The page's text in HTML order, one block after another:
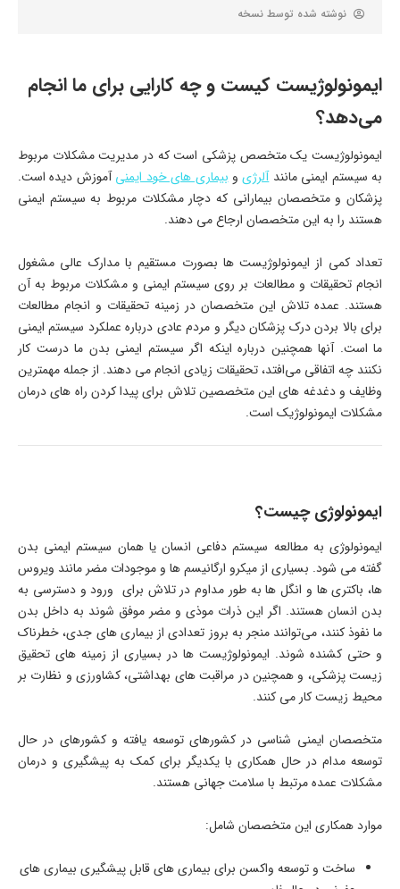
نوشته شده توسط نسخه
ایمونولوژیست کیست و چه کارایی برای ما انجام
می‌دهد؟
ایمونولوژیست یک متخصص پزشکی است که در مدیریت مشکلات مربوط
به سیستم ایمنی مانندآلرژیوبیماری های خود ایمنیآموزش دیده است.
پزشکان و متخصصان بیمارانی که دچار مشکلات مربوط به سیستم ایمنی
هستند را به این متخصصان ارجاع می دهند.
تعداد کمی از ايمونولوژيست ها بصورت مستقیم با مدارک عالی مشغول
انجام تحقیقات و مطالعات بر روی سیستم ایمنی و مشکلات مربوط به آن
هستند. عمده تلاش این متخصصان در زمینه تحقیقات و انجام مطالعات
برای بالا بردن درک پزشکان دیگر و مردم عادی درباره عملکرد سیستم ایمنی
ما است. آنها همچنین درباره اینکه اگر سیستم ایمنی بدن ما درست کار
نکنند چه اتفاقی می‌افتد، تحقیقات زیادی انجام می دهند. از جمله مهمترین
وظایف و دغدغه های این متخصصین تلاش برای پیدا کردن راه های درمان
مشکلات ایمونولوژیک است.
ایمونولوژی چیست؟
ایمونولوژی به مطالعه سیستم دفاعی انسان یا همان سیستم ایمنی بدن
گفته می شود. بسیاری از میکرو ارگانیسم ها و موجودات مضر مانند ویروس
ها، باکتری ها و انگل ها به طور مداوم در تلاش برای ورود و دسترسی به
بدن انسان هستند. اگر این ذرات موذی و مضر موفق شوند به داخل بدن
ما نفوذ کنند، می‌توانند منجر به بروز تعدادی از بیماری های جدی، خطرناک
و حتی کشنده شوند. ایمونولوژیست ها در بسیاری از زمینه های تحقیق
زیست پزشکی، و همچنین در مراقبت های بهداشتی، کشاورزی و نظارت بر
محیط زیست کار می کنند.
متخصصان ایمنی شناسی در کشورهای توسعه یافته و کشورهای در حال
توسعه مدام در حال همکاری با یکدیگر برای کمک به پیشگیری و درمان
مشکلات عمده مرتبط با سلامت جهانی هستند.
موارد همکاری این متخصصان شامل:
ساخت و توسعه واکسن برای بیماری های قابل پیشگیری بیماری های